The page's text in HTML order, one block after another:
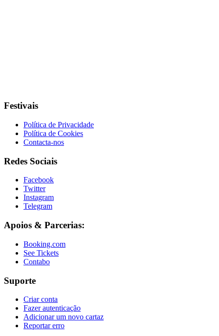
Festivais
Política de Privacidade
Política de Cookies
Contacta-nos
Redes Sociais
Facebook
Twitter
Instagram
Telegram
Apoios & Parcerias:
Booking.com
See Tickets
Contabo
Suporte
Criar conta
Fazer autenticação
Adicionar um novo cartaz
Reportar erro